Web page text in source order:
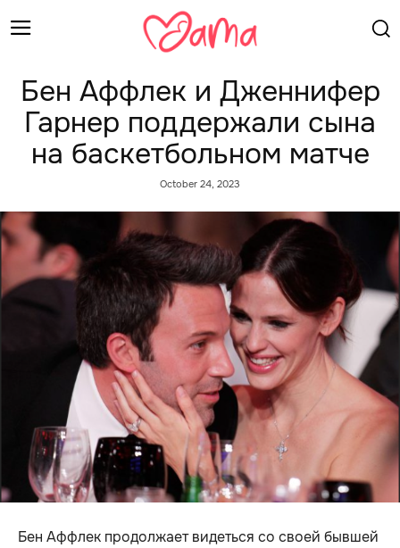
Бен Аффлек и Дженнифер
Гарнер поддержали сына
на баскетбольном матче
October 24, 2023
Бен Аффлек продолжает видеться со своей бывшей